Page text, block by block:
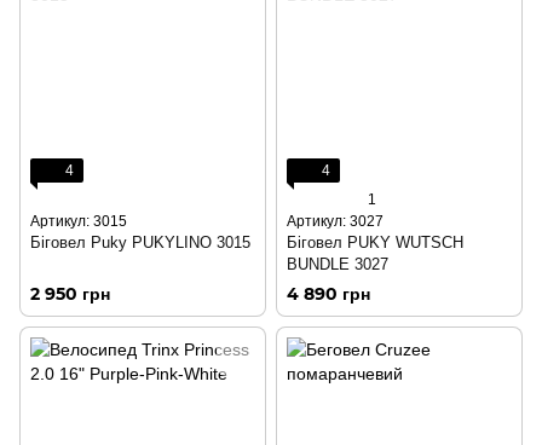
4
Артикул: 3015
Біговел Puky PUKYLINO 3015
2 950 грн
4
1
Артикул: 3027
Біговел PUKY WUTSCH
BUNDLE 3027
4 890 грн